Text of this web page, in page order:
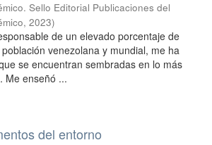
Sello Editorial Publicaciones del
, 2023)
de un elevado porcentaje de
venezolana y mundial, me ha
se encuentran sembradas en lo más
Me enseñó ...
del entorno